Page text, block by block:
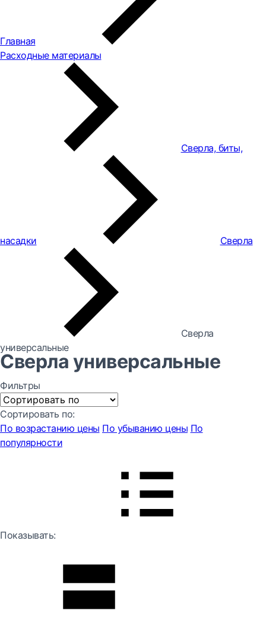
Главная
Расходные материалы
Сверла, биты,
насадки Сверла
Сверла
универсальные
Сверла универсальные
Фильтры
Сортировать по:
По возрастанию цены По убыванию цены По
популярности
Показывать: